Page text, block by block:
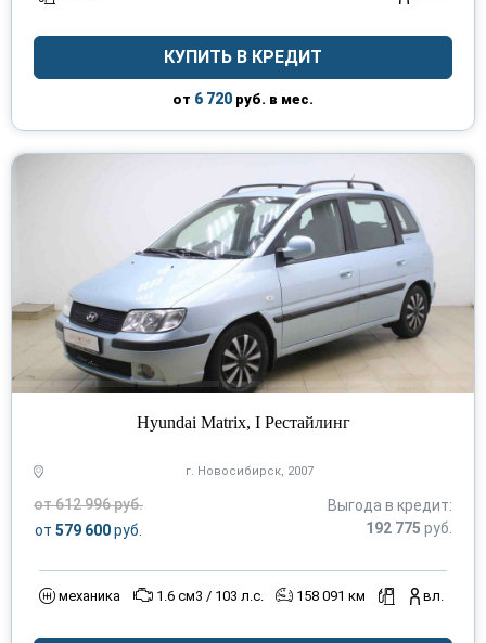
КУПИТЬ В КРЕДИТ
от 6 720 руб. в мес.
Hyundai Matrix, I Рестайлинг
г. Новосибирск, 2007
от 612 996 руб.
от 579 600руб.
Выгода в кредит:
192 775 руб.
механика 1.6 см3 / 103 л.с. 158 091 км вл.